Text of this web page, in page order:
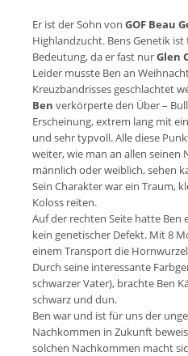
Er ist der Sohn von GOF Beau
Highlandzucht. Bens Genetik
Bedeutung, da er fast nurGlen
Leider musste Ben an
Kreuzbandrisses geschlachtet
Ben verkörperte den Über –
Erscheinung, extrem lang mit
und sehr typvoll. Alle diese
weiter, wie man an allen seinen
männlich oder weiblich, sehen
Sein Charakter war ein Traum,
Koloss reiten.
Auf der rechten Seite hatte Ben
kein genetischer Defekt. Mit 8
einem Transport die
Durch seine interessante
schwarzer Vater), brachte Ben
schwarz und dun.
Ben war und ist für uns der
Nachkommen in Zukunft
solchen Nachkommen macht